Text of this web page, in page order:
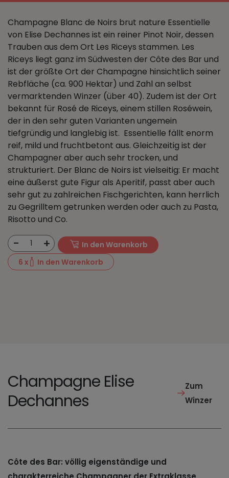
Champagne Blanc de Noirs brut nature Essentielle
von Elise Dechannes ist ein reiner Pinot Noir, dessen
Trauben aus dem Ort Les Riceys stammen. Les
Riceys liegt ganz im Südwesten der Côte des Bar und
ist der größte Ort der Champagne hinsichtlich seiner
Rebfläche (ca. 900 Hektar) und Zahl an selbst
vermarktenden Winzer (über 40). Zudem ist der Ort
bekannt für Rosé de Riceys, einem stillen Roséwein,
der in den sehr guten Varianten ungemein
tiefgründig und langlebig ist. Essentielle fällt enorm
reif, mild und fruchtbetont aus. Gleichzeitig ist der
Champagner aber auch sehr trocken, und
strukturiert. Der Blanc de Noirs ist vielseitig: Er macht
eine äußerst gute Figur als Aperitif, passt aber auch
sehr gut zu zahlreichen Fischgerichten, kann herrlich
zu Gegrilltem getrunken werden oder auch zu Pasta,
Risotto und Co.
- 1 +
In den Warenkorb
6 x In den Warenkorb
Champagne Elise
Dechannes
Zum
Winzer
Côte des Bar: völlig eigenständige und